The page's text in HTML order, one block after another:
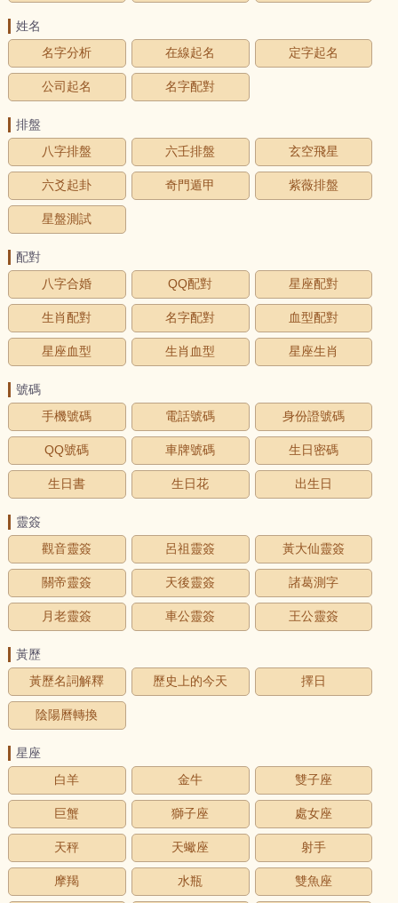
姓名
名字分析
在線起名 定字起名
公司起名 名字配對
排盤
八字排盤
六壬排盤 玄空飛星
六爻起卦 奇門遁甲 紫薇排盤
星盤測試
配對
八字合婚
QQ配對 星座配對
生肖配對 名字配對 血型配對
星座血型 生肖血型 星座生肖
號碼
手機號碼
電話號碼 身份證號碼
QQ號碼 車牌號碼 生日密碼
生日書 生日花 出生日
靈簽
觀音靈簽
呂祖靈簽 黃大仙靈簽
關帝靈簽 天後靈簽 諸葛測字
月老靈簽 車公靈簽 王公靈簽
黃歷
黃歷名詞解釋
歷史上的今天 擇日
陰陽曆轉換
星座
白羊
金牛 雙子座
巨蟹 獅子座 處女座
天秤 天蠍座 射手
摩羯 水瓶 雙魚座